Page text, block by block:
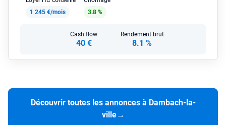
1 245 €/mois
3.8 %
Cash flow
40 €
Rendement brut
8.1 %
Découvrir toutes les annonces à Dambach-la-
ville→